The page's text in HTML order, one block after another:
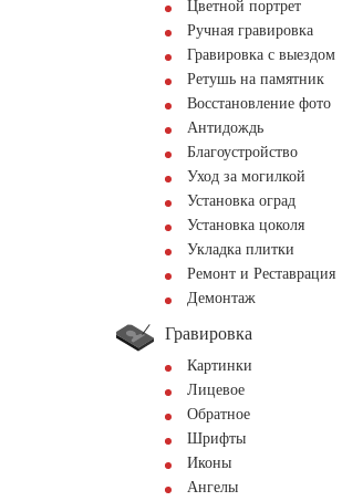
Цветной портрет
Ручная гравировка
Гравировка с выездом
Ретушь на памятник
Восстановление фото
Антидождь
Благоустройство
Уход за могилкой
Установка оград
Установка цоколя
Укладка плитки
Ремонт и Реставрация
Демонтаж
Гравировка
Картинки
Лицевое
Обратное
Шрифты
Иконы
Ангелы